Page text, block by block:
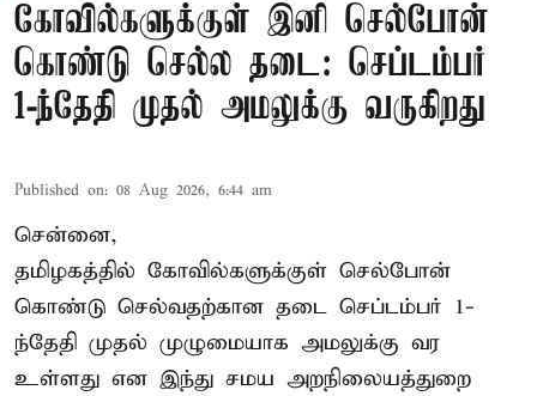
கோவில்களுக்குள் இனி செல்போன்
கொண்டு செல்ல தடை: செப்டம்பர்
1-ந்தேதி முதல் அமலுக்கு வருகிறது
Published on: 08 Aug 2026, 6:44 am
சென்னை,
தமிழகத்தில் கோவில்களுக்குள் செல்போன்
கொண்டு செல்வதற்கான தடை செப்டம்பர் 1-
ந்தேதி முதல் முழுமையாக அமலுக்கு வர
உள்ளது என இந்து சமய அறநிலையத்துறை